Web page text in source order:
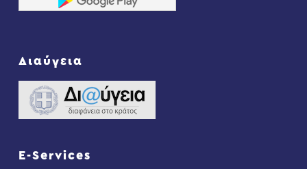
Διαύγεια
E-Services